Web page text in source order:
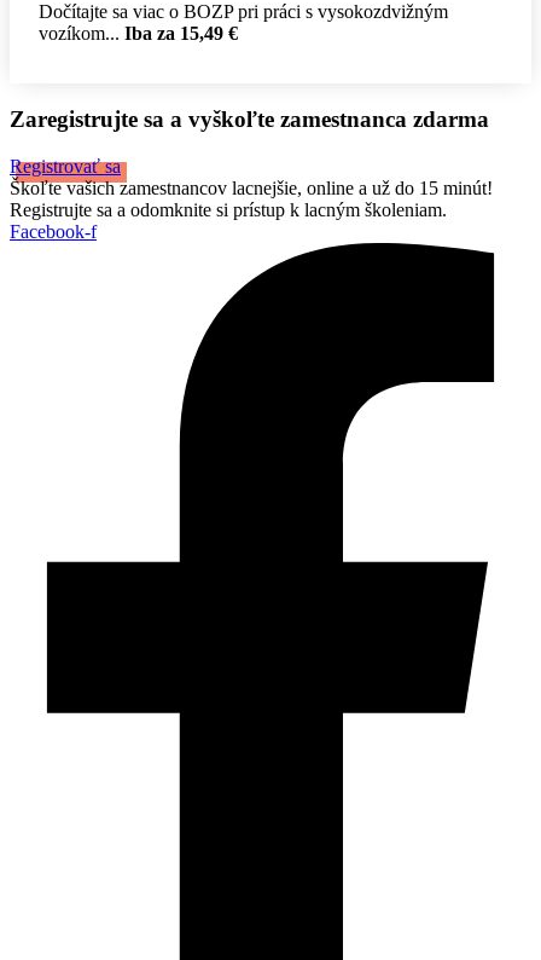
Dočítajte sa viac o BOZP pri práci s vysokozdvižným
vozíkom... Iba za 15,49 €
Zaregistrujte sa a vyškoľte zamestnanca zdarma
Registrovať sa
Škoľte vašich zamestnancov lacnejšie, online a už do 15 minút!
Registrujte sa a odomknite si prístup k lacným školeniam.
Facebook-f